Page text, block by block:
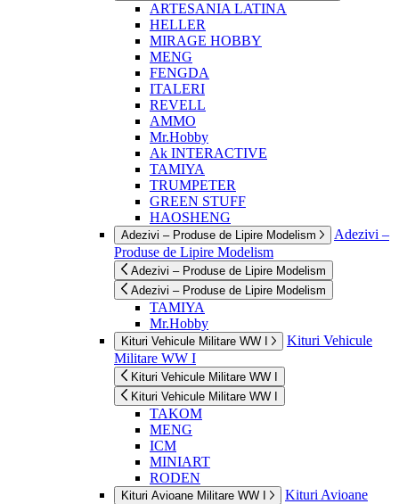
ARTESANIA LATINA
HELLER
MIRAGE HOBBY
MENG
FENGDA
ITALERI
REVELL
AMMO
Mr.Hobby
Ak INTERACTIVE
TAMIYA
TRUMPETER
GREEN STUFF
HAOSHENG
Adezivi – Produse de Lipire Modelism
Adezivi –
Produse de Lipire Modelism
Adezivi – Produse de Lipire Modelism
Adezivi – Produse de Lipire Modelism
TAMIYA
Mr.Hobby
Kituri Vehicule Militare WW I
Kituri Vehicule
Militare WW I
Kituri Vehicule Militare WW I
Kituri Vehicule Militare WW I
TAKOM
MENG
ICM
MINIART
RODEN
Kituri Avioane Militare WW I
Kituri Avioane